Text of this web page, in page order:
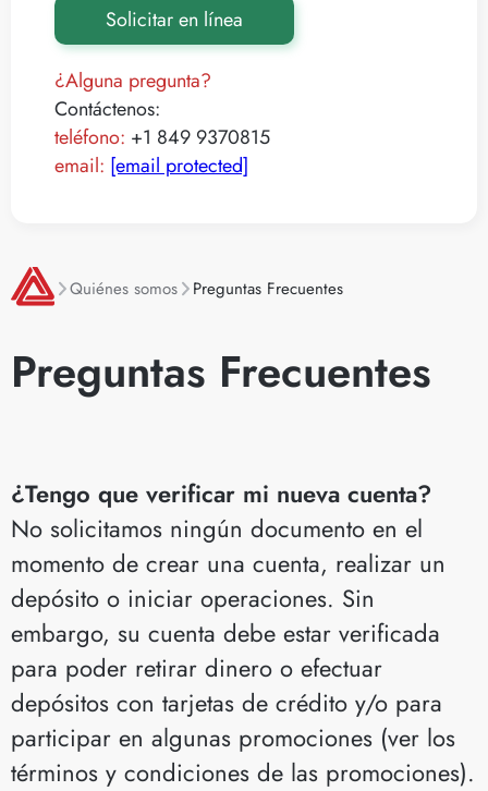
Solicitar en línea
¿Alguna pregunta?
Contáctenos:
teléfono: +1 849 9370815
email: [email protected]
Quiénes somos Preguntas Frecuentes
Preguntas Frecuentes
¿Tengo que verificar mi nueva cuenta?
No solicitamos ningún documento en el
momento de crear una cuenta, realizar un
depósito o iniciar operaciones. Sin
embargo, su cuenta debe estar verificada
para poder retirar dinero o efectuar
depósitos con tarjetas de crédito y/o para
participar en algunas promociones (ver los
términos y condiciones de las promociones).